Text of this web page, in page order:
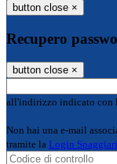
button close ×
Recupero
button close ×
all'indirizzo indicato con
Non hai una e-mail
tramite la Login Spaggiari